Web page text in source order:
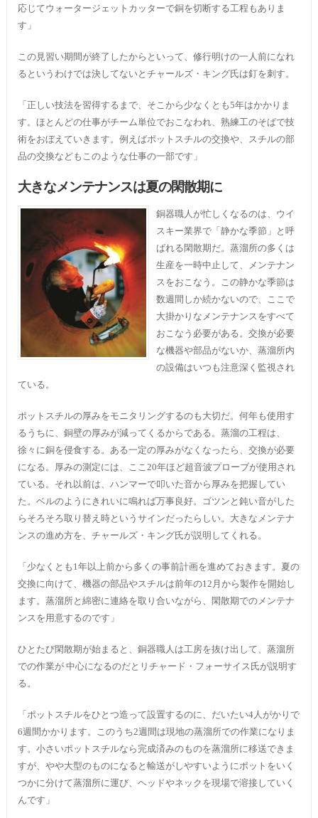
応じてウォータージェットカッターで銅を切断する工程もありま
す」
この見習い期間が終了したからといって、修行明けの一人前になれ
るというわけでは決してないとチャールズ・キング氏は釘を刺す。
「正しい技法を習得するまで、そこから少なくとも5年はかかりま
す。ほとんどの仕事がチーム単位でおこなわれ、熟練工のそばで技
術をおぼえていきます。例えばポットスチルの交換や、スチルの部
品の交換などもこのような仕事の一部です」
大きなメンテナンスは夏の閑散期に
銅器職人が忙しくなるのは、ウイ
スキー業界で「静かな季節」と呼
ばれる閑散期だ。蒸溜所の多くは
生産を一時中止して、メンテナン
スをおこなう。この静かな季節は
数週間しか続かないので、ここで
大掛かりなメンテナンスをすべて
おこなう必要がある。交換が必要
な機器や部品がないか、蒸溜所内
の設備はいつも注意深く監視され
ている。
ポットスチルの厚みをモニタリングするのも大切だ。何年も使用す
るうちに、銅壁の厚みが減ってくるからである。蒸溜の工程は、
徐々に銅を侵食する。ある一定の厚みがなくなったら、交換が必要
になる。厚みの測定には、ここ20年ほど超音波プローブが使用され
ている。それ以前は、ハンマーで叩いた音から厚みを把握してい
た。ベルのようにきれいに鳴れば万事良好。ゴツンと鈍い音がした
らそろそろ取り替え時というサインだったらしい。大きなメンテナ
ンスの進め方を、チャールズ・キング氏が説明してくれる。
「少なくとも1年以上前から多くの事前計画を進めておきます。夏の
交換に向けて、機器の部品やスチルは前年の12月から製作を開始し
ます。蒸溜所と綿密に連絡を取り合いながら、閑散期でのメンテナ
ンスを用意するのです」
ひとたび閑散期が始まると、銅器職人は工房を抜け出して、蒸溜所
での作業が 中心になるのだとリチャード・フォーサイス氏が説明す
る。
「ポットスチルをひとつ造って設置するのに、だいたい4人がかりで
6週間かかります。このうち2週間は現地の蒸溜所での作業になりま
す。小さいポットスチルなら完成済みのものを蒸溜所に移送できま
すが、やや大型のものになると輸送がしやすいようにポットをいく
つかに分けて蒸溜所に運び、ヘッドやネックを現場で溶接していく
んです」